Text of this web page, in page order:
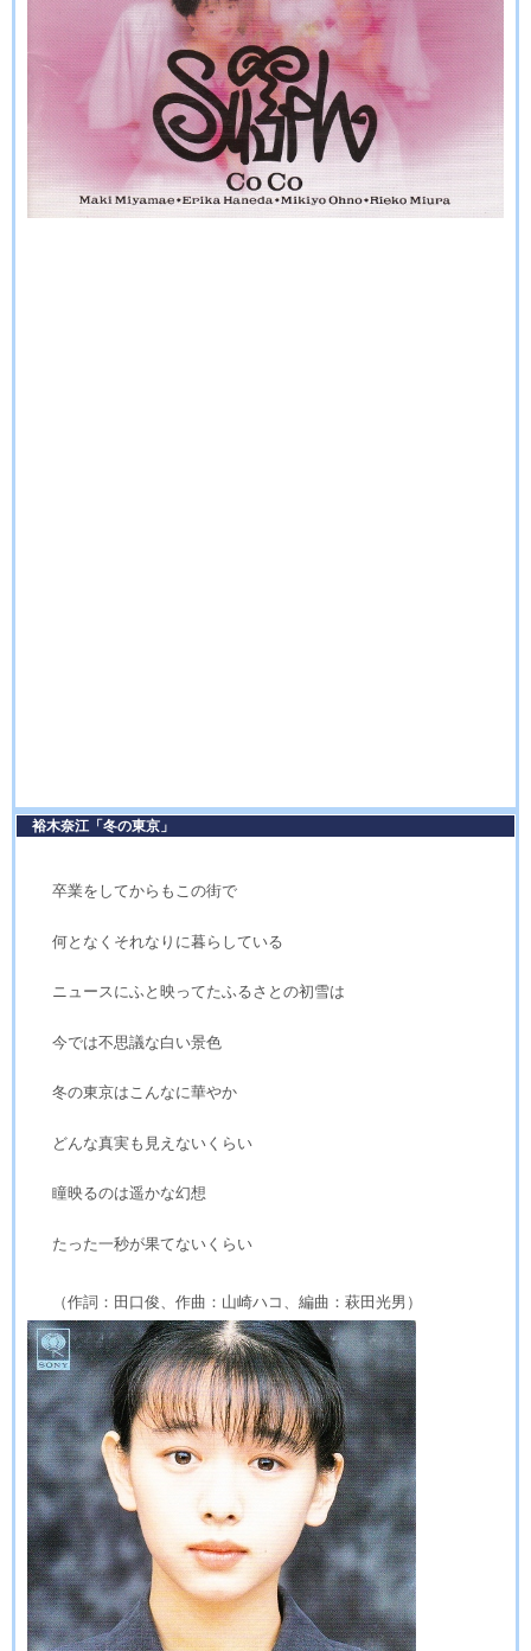
裕木奈江「冬の東京」
卒業をしてからもこの街で
何となくそれなりに暮らしている
ニュースにふと映ってたふるさとの初雪は
今では不思議な白い景色
冬の東京はこんなに華やか
どんな真実も見えないくらい
瞳映るのは遥かな幻想
たった一秒が果てないくらい
（作詞：田口俊、作曲：山崎ハコ、編曲：萩田光男）